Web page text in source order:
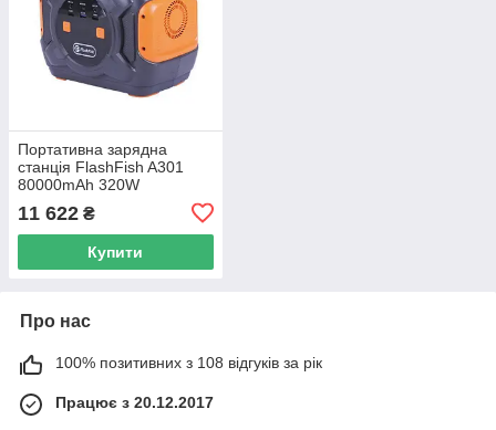
Портативна зарядна
станція FlashFish A301
80000mAh 320W
11 622 ₴
Купити
Про нас
100% позитивних з 108 відгуків за рік
Працює з 20.12.2017